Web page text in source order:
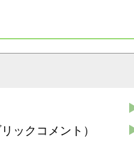
ックコメント）